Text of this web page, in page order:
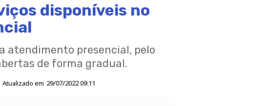
disponíveis no
atendimento presencial, pelo
de forma gradual.
Atualizado em 29/07/2022 09:11